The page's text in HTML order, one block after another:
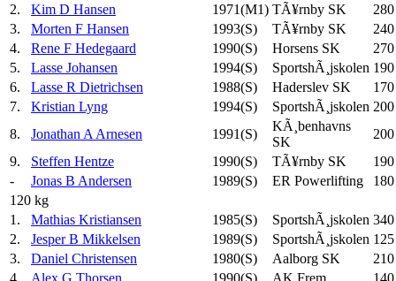
2.
Kim D Hansen 1971(M1) TÃ¥rnby SK
280
3.
Morten F Hansen 1993(S) TÃ¥rnby SK
240
4.
Rene F Hedegaard 1990(S) Horsens SK
270
5.
Lasse Johansen 1994(S) SportshÃ¸jskolen 190
6.
Lasse R Dietrichsen 1988(S) Haderslev SK
170
7.
Kristian Lyng 1994(S) SportshÃ¸jskolen 200
8.
Jonathan A Arnesen 1991(S)
KÃ¸benhavns
SK
200
9.
Steffen Hentze 1990(S) TÃ¥rnby SK
190
-
Jonas B Andersen 1989(S) ER Powerlifting
180
120 kg
1.
Mathias Kristiansen 1985(S) SportshÃ¸jskolen 340
2.
Jesper B Mikkelsen 1989(S) SportshÃ¸jskolen 125
3.
Daniel Christensen 1980(S) Aalborg SK
210
4.
Alex G Thorsen 1990(S) AK Frem
140